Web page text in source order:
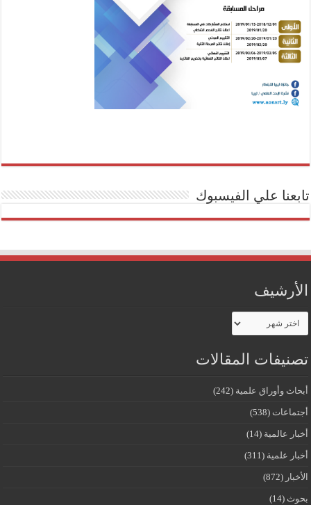
تابعنا علي الفيسبوك
الأرشيف
الأرشيف
تصنيفات المقالات
أبحاث وأوراق علمية (242)
أجتماعات (538)
أخبار عالمية (14)
أخبار علمية (311)
الأخبار (872)
بحوث (14)